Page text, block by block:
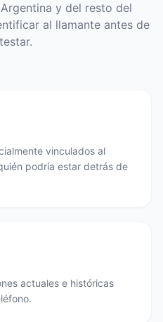
y del resto del
al llamante antes de
vinculados al
podría estar detrás de
actuales e históricas